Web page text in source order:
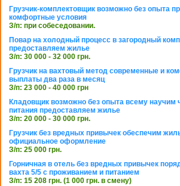
Грузчик-комплектовщик возможно без опыта
комфортные условия
З/п: при собеседовании.
Повар на холодный процесс в загородный
предоставляем жилье
З/п: 30 000 - 32 000 грн.
Грузчик на вахтовый метод современные и
выплаты два раза в месяц
З/п: 23 000 - 40 000 грн
Кладовщик возможно без опыта всему научим
питания предоставляем жилье
З/п: 20 000 - 30 000 грн.
Грузчик без вредных привычек обеспечим
официальное оформление
З/п: 25 000 грн.
Горничная в отель без вредных привычек
вахта 5/5 с проживанием и питанием
З/п: 15 208 грн. (1 000 грн. в смену)